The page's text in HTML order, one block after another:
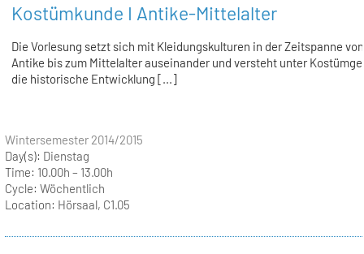
Kostümkunde I Antike-Mittelalter
Die Vorlesung setzt sich mit Kleidungskulturen in der Zeitspanne
Antike bis zum Mittelalter auseinander und versteht unter
die historische Entwicklung [...]
Wintersemester 2014/2015
Day(s): Dienstag
Time: 10.00h – 13.00h
Cycle: Wöchentlich
Location: Hörsaal, C1.05